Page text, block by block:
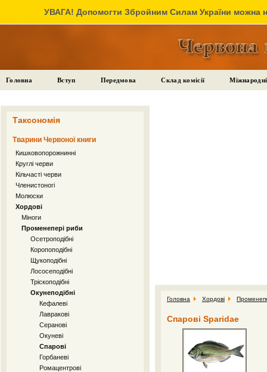
УВАГА! Допомогти Збройним Силам України можна
Головна Вступ Передмова Склад комісії
Таксономія
Тварини Червоної книги
Кишковопорожнинні
Круглі черви
Кільчасті черви
Членистоногі
Молюски
Хордові
Міноги
Променепері риби
Осетроподібні
Коропоподібні
Щукоподібні
Лососеподібні
Тріскоподібні
Окунеподібні
Кефалеві
Лавракові
Серанові
Окуневі
Спарові
Горбаневі
Ромацентрові
Головна Хордові
Спарові Sparidae